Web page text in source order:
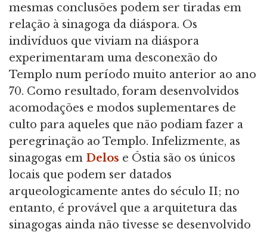
mesmas conclusões podem ser tiradas em
relação à sinagoga da diáspora. Os
indivíduos que viviam na diáspora
experimentaram uma desconexão do
Templo num período muito anterior ao ano
70. Como resultado, foram desenvolvidos
acomodações e modos suplementares de
culto para aqueles que não podiam fazer a
peregrinação ao Templo. Infelizmente, as
sinagogas em Delos e Óstia são os únicos
locais que podem ser datados
arqueologicamente antes do século II; no
entanto, é provável que a arquitetura das
sinagogas ainda não tivesse se desenvolvido